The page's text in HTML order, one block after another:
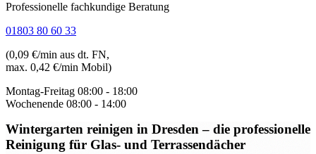
Professionelle fachkundige Beratung
01803 80 60 33
(0,09 €/min aus dt. FN,
max. 0,42 €/min Mobil)
Montag-Freitag 08:00 - 18:00
Wochenende 08:00 - 14:00
Wintergarten reinigen in Dresden– die professionelle
Reinigung für Glas- und Terrassendächer